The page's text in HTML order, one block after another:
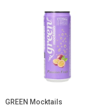
GREEN Mocktails